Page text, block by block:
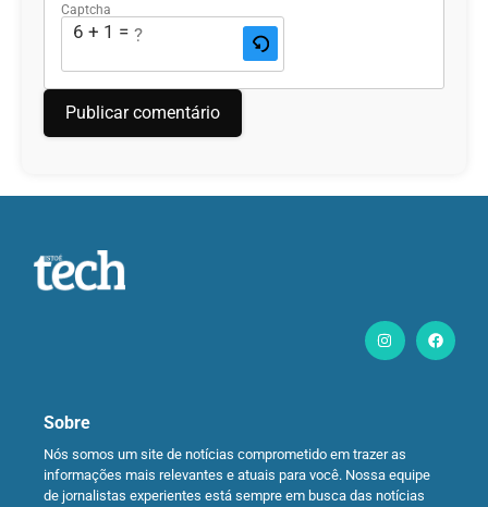
Captcha
6 + 1 = ?
Sobre
Nós somos um site de notícias comprometido em trazer as
informações mais relevantes e atuais para você. Nossa equipe
de jornalistas experientes está sempre em busca das notícias